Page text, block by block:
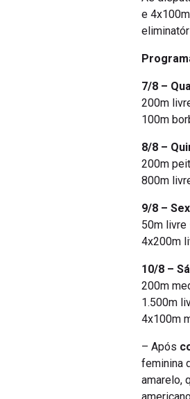
e
7/8 –
200m
100m
8/8 –
200m
800m
9/8 –
50m livre
4x200m
10/8 –
200m
1.500m
4x100m
– Após
feminina
amarelo,